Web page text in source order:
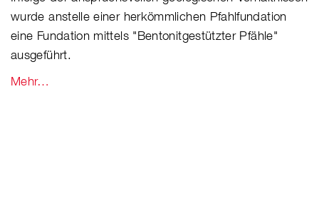
wurde anstelle einer herkömmlichen Pfahlfundation
eine Fundation mittels "Bentonitgestützter Pfähle"
ausgeführt.
Mehr…